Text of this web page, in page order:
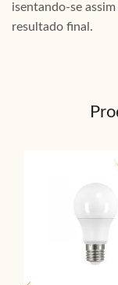
isentando-se
resultado final.